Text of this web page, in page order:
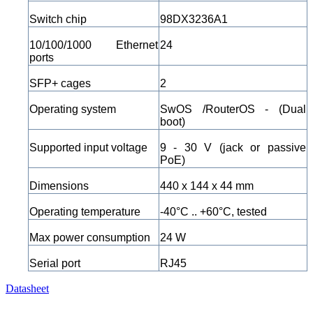
Switch chip 98DX3236A1
10/100/1000 Ethernet
ports
24
SFP+ cages 2
Operating system
SwOS /RouterOS - (Dual
boot)
Supported input voltage
9 - 30 V (jack or passive
PoE)
Dimensions 440 x 144 x 44 mm
Operating temperature -40°C .. +60°C, tested
Max power consumption 24 W
Serial port RJ45
Datasheet